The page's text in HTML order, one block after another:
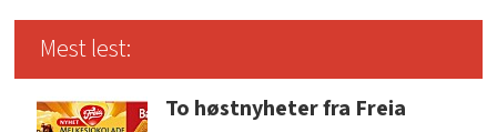
Mest lest:
To høstnyheter fra Freia